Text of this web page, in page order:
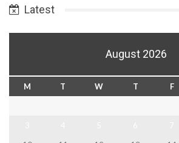
Latest
August 2026
M T W T F